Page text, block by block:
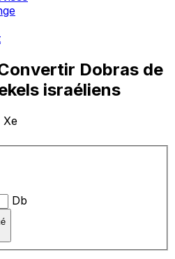
Dobras de
israéliens
Xe
Db